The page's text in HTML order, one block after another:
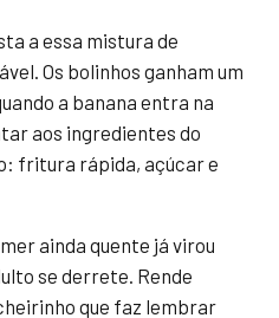
a essa mistura de
Os bolinhos ganham um
a banana entra na
aos ingredientes do
fritura rápida, açúcar e
ainda quente já virou
se derrete. Rende
que faz lembrar